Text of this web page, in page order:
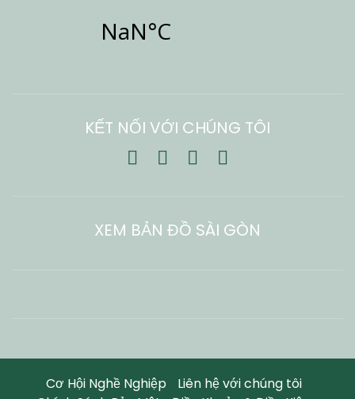
KẾT NỐI VỚI CHÚNG TÔI
XEM BẢN ĐỒ SÀI GÒN
Cơ Hội Nghề Nghiệp
Liên hệ với chúng tôi